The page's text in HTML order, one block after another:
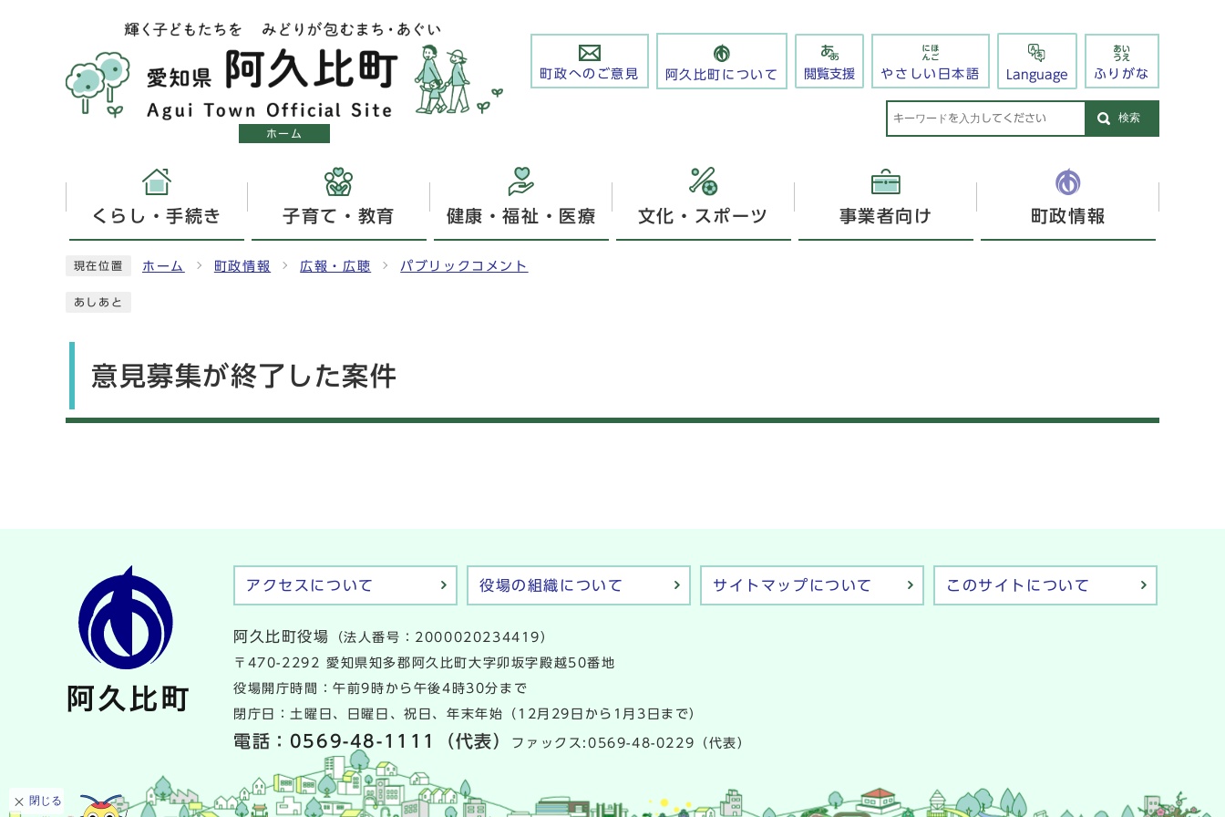
ホーム
町政へのご意見 阿久比町について 閲覧支援 やさしい日本語 Language ふりがな
検索
くらし・手続き 子育て・教育 健康・福祉・医療 文化・スポーツ 事業者向け 町政情報
現在位置 ホーム 町政情報 広報・広聴 パブリックコメント
あしあと
意見募集が終了した案件
閉じる
アクセスについて 役場の組織について サイトマップについて このサイトについて
阿久比町役場
（法人番号：2000020234419）
〒470-2292 愛知県知多郡阿久比町大字卯坂字殿越50番地
役場開庁時間：午前9時から午後4時30分まで
閉庁日：土曜日、日曜日、祝日、年末年始（12月29日から1月3日まで）
電話： 0569-48-1111 （代表） ファックス:0569-48-0229（代表）